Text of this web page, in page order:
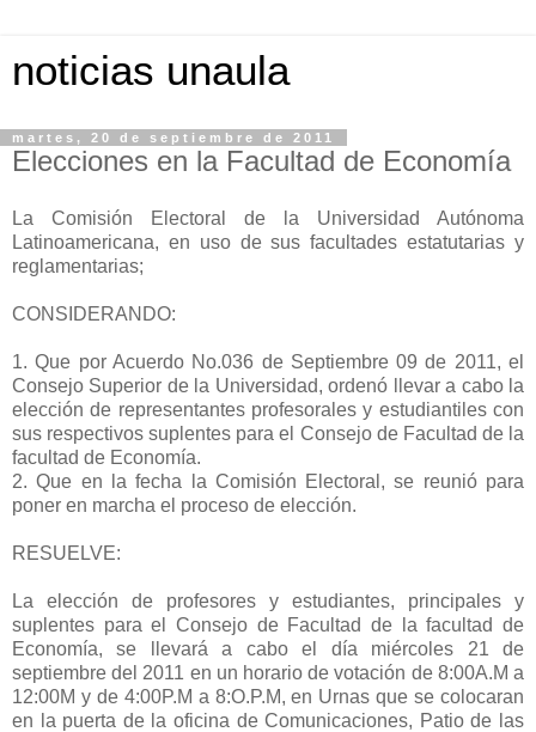
noticias unaula
martes, 20 de septiembre de 2011
Elecciones en la Facultad de Economía
La Comisión Electoral de la Universidad Autónoma
Latinoamericana, en uso de sus facultades estatutarias y
reglamentarias;
CONSIDERANDO:
1. Que por Acuerdo No.036 de Septiembre 09 de 2011, el
Consejo Superior de la Universidad, ordenó llevar a cabo la
elección de representantes profesorales y estudiantiles con
sus respectivos suplentes para el Consejo de Facultad de la
facultad de Economía.
2. Que en la fecha la Comisión Electoral, se reunió para
poner en marcha el proceso de elección.
RESUELVE:
La elección de profesores y estudiantes, principales y
suplentes para el Consejo de Facultad de la facultad de
Economía, se llevará a cabo el día miércoles 21 de
septiembre del 2011 en un horario de votación de 8:00A.M a
12:00M y de 4:00P.M a 8:O.P.M, en Urnas que se colocaran
en la puerta de la oficina de Comunicaciones, Patio de las